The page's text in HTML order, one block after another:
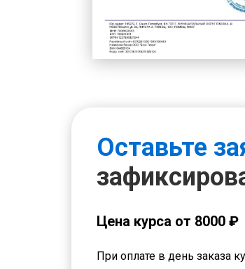
Оставьте
Цена курса от 8000 ₽
При оплате в день заказа